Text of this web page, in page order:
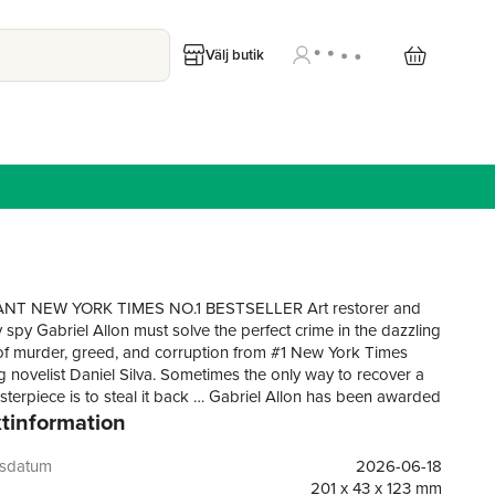
Välj butik
NEW YORK TIMES NO.1 BESTSELLER Art restorer and
spy Gabriel Allon must solve the perfect crime in the dazzling
murder, greed, and corruption from #1 New York Times
novelist Daniel Silva. Sometimes the only way to recover a
is to steal it back … Gabriel Allon has been awarded
to restore one of the most important paintings in Venice.
Venetian Lagoon, he finds himself in a desperate race to
masterpiece by Leonardo da Vinci.The painting, a
2026-06-18
201 x 43 x 123 mm